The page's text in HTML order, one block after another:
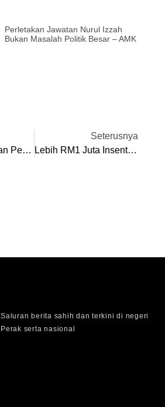
Perletakan Jawatan Nurul Izzah
Bukan Masalah Politik Besar – AMK
Jabatan Perikanan Perak Rampas Ikan Hiasan Larangan Bernilai RM13,000
Seterusnya
Lebih RM1 Juta Insentif Untuk Kontinjen SUKMA, Para SUKMA Perak
Saluran berita sahih dan terkini di negeri
Perak serta nasional